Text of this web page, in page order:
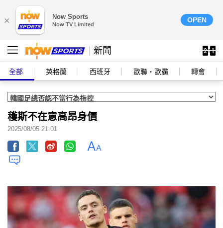
× Now Sports
Now TV Limited
OPEN
新聞
全部 英格蘭 西班牙 歐聯‧歐霸 轉會
穫斯不在意高昂身價
2025/08/05 21:01